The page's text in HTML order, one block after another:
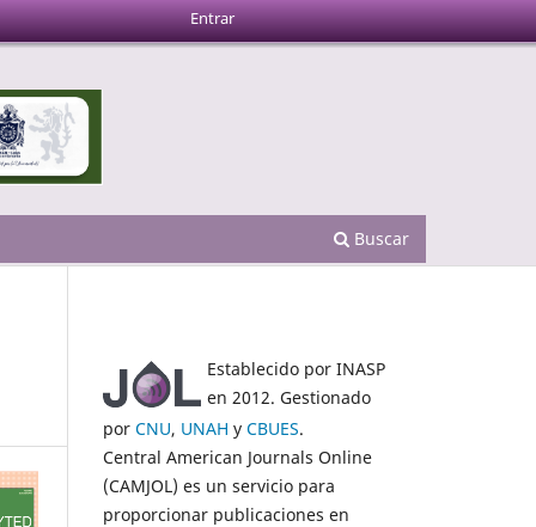
Buscar
Entrar
Establecido por INASP
en 2012. Gestionado
por CNU, UNAH y CBUES.
Central American Journals Online
(CAMJOL) es un servicio para
proporcionar publicaciones en